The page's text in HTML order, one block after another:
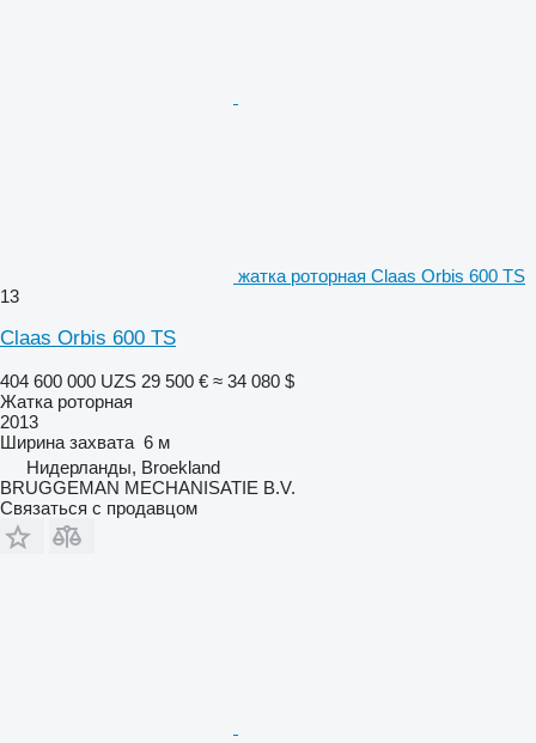
жатка роторная Claas Orbis 600 TS
13
Claas Orbis 600 TS
404 600 000 UZS 29 500 € ≈ 34 080 $
Жатка роторная
2013
Ширина захвата 6 м
Нидерланды, Broekland
BRUGGEMAN MECHANISATIE B.V.
Связаться с продавцом